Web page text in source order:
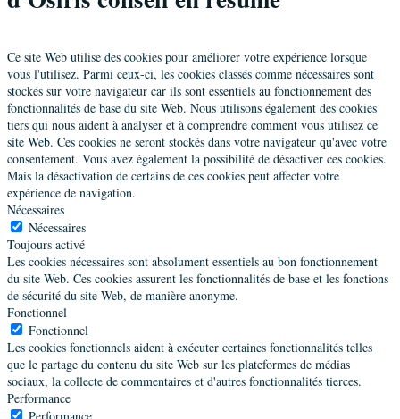
Ce site Web utilise des cookies pour améliorer votre expérience lorsque
vous l'utilisez. Parmi ceux-ci, les cookies classés comme nécessaires sont
stockés sur votre navigateur car ils sont essentiels au fonctionnement des
fonctionnalités de base du site Web. Nous utilisons également des cookies
tiers qui nous aident à analyser et à comprendre comment vous utilisez ce
site Web. Ces cookies ne seront stockés dans votre navigateur qu'avec votre
consentement. Vous avez également la possibilité de désactiver ces cookies.
Mais la désactivation de certains de ces cookies peut affecter votre
expérience de navigation.
Nécessaires
Nécessaires
Toujours activé
Les cookies nécessaires sont absolument essentiels au bon fonctionnement
du site Web. Ces cookies assurent les fonctionnalités de base et les fonctions
de sécurité du site Web, de manière anonyme.
Fonctionnel
Fonctionnel
Les cookies fonctionnels aident à exécuter certaines fonctionnalités telles
que le partage du contenu du site Web sur les plateformes de médias
sociaux, la collecte de commentaires et d'autres fonctionnalités tierces.
Performance